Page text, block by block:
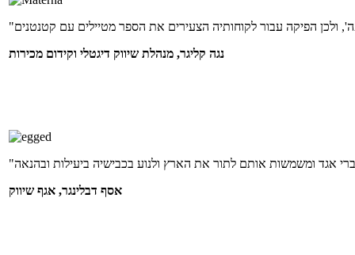
נגה קליגר, מנהלת שיווק דיגטלי וקידום מכירות
אסף דבלינגר, אגף שיווק